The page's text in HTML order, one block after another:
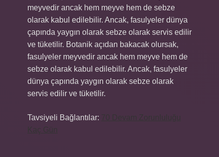
meyvedir ancak hem meyve hem de sebze
olarak kabul edilebilir. Ancak, fasulyeler dünya
çapında yaygın olarak sebze olarak servis edilir
ve tüketilir. Botanik açıdan bakacak olursak,
fasulyeler meyvedir ancak hem meyve hem de
sebze olarak kabul edilebilir. Ancak, fasulyeler
dünya çapında yaygın olarak sebze olarak
servis edilir ve tüketilir.
Tavsiyeli Bağlantılar: